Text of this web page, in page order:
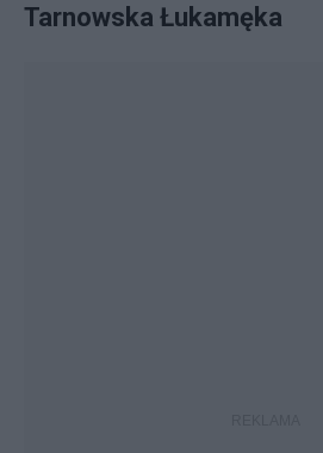
Tarnowska Łukamęka